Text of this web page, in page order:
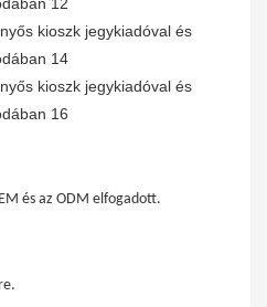
és az ODM elfogadott.